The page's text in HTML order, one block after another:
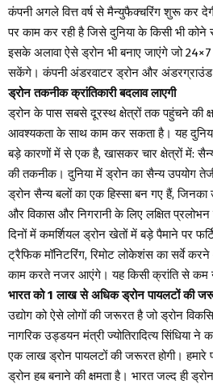
कंपनी अगले वित्त वर्ष से मैन्युफैक्चरिंग शुरू कर
पर काम कर रही है जिसे दुनिया के किसी भी
इसके अलावा ऐसे ड्रोन भी बनाए जाएंगे जो
सकेंगे। कंपनी अंडरवाटर ड्रोन और अंडरग्राउंड
ड्रोन तकनीक क्रांतिकारी बदलाव लाएगी
ड्रोन के पास सबसे दूरस्थ क्षेत्रों तक पहुंचने की
आवश्यकता के साथ काम कर सकता है। यह
बड़े कारणों में से एक है, खासकर चार क्षेत्रों में:
की तकनीक। दुनिया में ड्रोन का सैन्य उपयोग
ड्रोन सैन्य बलों का एक हिस्सा बन गए हैं,
और विकास और निगरानी के लिए लक्षित
दिनों में कमर्शियल ड्रोन खेतों में बड़े पैमाने पर
ट्रैफिक मॉनिटरिंग, रिमोट लोकेशंस का सर्वे
काम करते नजर आएंगे। यह किसी क्रांति से कम
भारत को 1 लाख से अधिक ड्रोन पायलटों की
उद्योग को ऐसे लोगों की जरूरत है जो ड्रोन
नागरिक उड्डयन मंत्री ज्योतिरादित्य सिंधिया
एक लाख ड्रोन पायलटों की जरूरत होगी। हमारे
ड्रोन हब बनाने की क्षमता है। भारत जल्द ही